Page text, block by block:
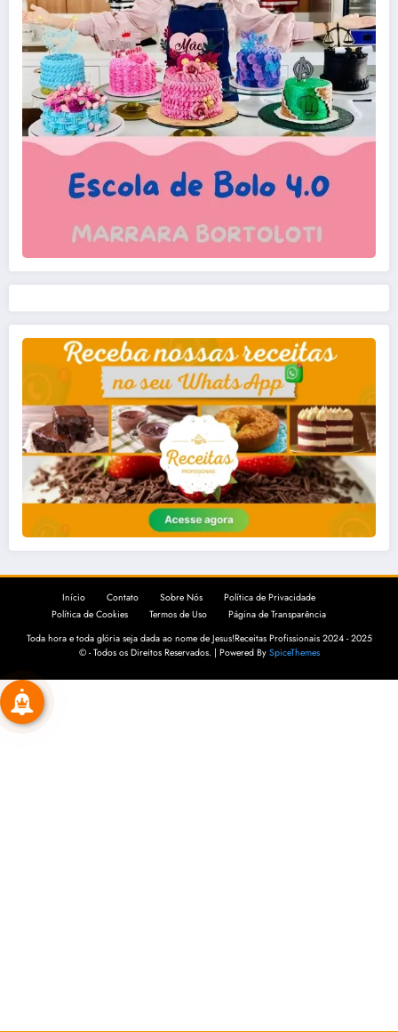
Início Contato Sobre Nós
Política de Privacidade
Política de Cookies
Termos de Uso
Página de Transparência
Toda hora e toda glória seja dada ao nome de Jesus!Receitas Profissionais 2024 - 2025
© - Todos os Direitos Reservados. | Powered By SpiceThemes